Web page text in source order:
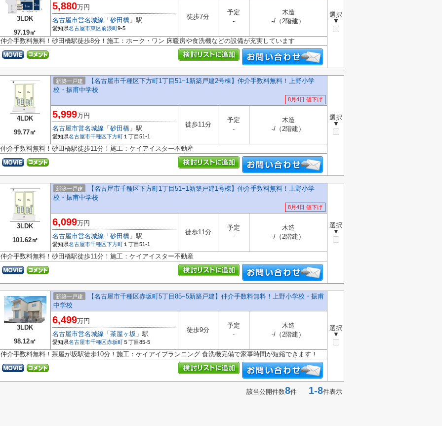
3LDK
97.19㎡
選択
▼
5,880万円
名古屋市営名城線 「 砂田橋 」駅
愛知県名古屋市東区前浪町9-5
徒歩7分
予定
-
木造
-/（2階建）
仲介手数料無料！砂田橋駅徒歩8分！施工：ホーク・ワン 床暖房や食洗機などの設備が充実しています
4LDK
99.77㎡
新築一戸建
【名古屋市千種区下方町1丁目51−1新築戸建2号棟】仲介手数料無料！上野小学
校・振甫中学校
8月4日 値下げ
選択
▼
5,999万円
名古屋市営名城線 「 砂田橋 」駅
愛知県名古屋市千種区下方町 １丁目51-1
徒歩11分
予定
-
木造
-/（2階建）
仲介手数料無料！砂田橋駅徒歩11分！施工：ケイアイスター不動産
3LDK
101.62㎡
新築一戸建
【名古屋市千種区下方町1丁目51−1新築戸建1号棟】仲介手数料無料！上野小学
校・振甫中学校
8月4日 値下げ
選択
▼
6,099万円
名古屋市営名城線 「 砂田橋 」駅
愛知県名古屋市千種区下方町 １丁目51-1
徒歩11分
予定
-
木造
-/（2階建）
仲介手数料無料！砂田橋駅徒歩11分！施工：ケイアイスター不動産
3LDK
98.12㎡
新築一戸建
【名古屋市千種区赤坂町5丁目85−5新築戸建】仲介手数料無料！上野小学校・振甫
中学校
選択
▼
6,499万円
名古屋市営名城線 「 茶屋ヶ坂 」駅
愛知県名古屋市千種区赤坂町 ５丁目85-5
徒歩9分
予定
-
木造
-/（2階建）
仲介手数料無料！茶屋が坂駅徒歩10分！施工：ケイアイプランニング 食洗機完備で家事時間が短縮できます！
該当公開件数8件 1-8件表示